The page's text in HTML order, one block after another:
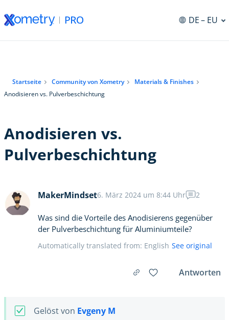
DE– EU
Startseite Community von Xometry
Materials & Finishes
Anodisieren vs. Pulverbeschichtung
Anodisieren vs.
Pulverbeschichtung
MakerMindset6. März 2024 um 8:44 Uhr 2
Was sind die Vorteile des Anodisierens gegenüber
der Pulverbeschichtung für Aluminiumteile?
Automatically translated from: English See original
Antworten
Gelöst von Evgeny M